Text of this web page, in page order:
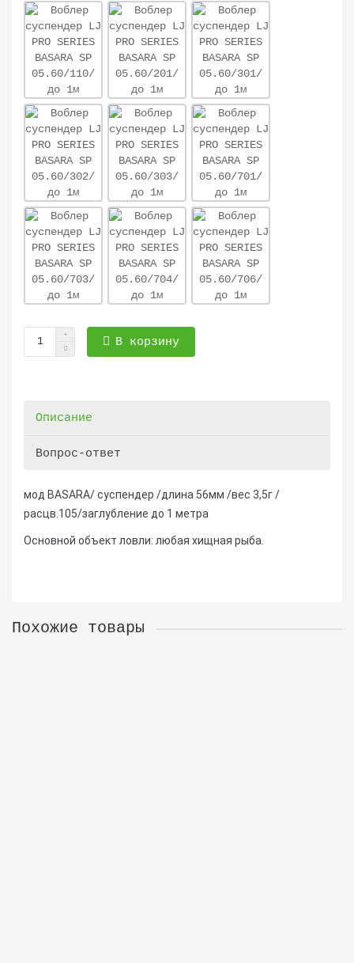
В корзину
Описание
Вопрос-ответ
мод BASARA/ суспендер /длина 56мм /вес 3,5г /
расцв.105/заглубление до 1 метра
Основной объект ловли: любая хищная рыба.
Похожие товары